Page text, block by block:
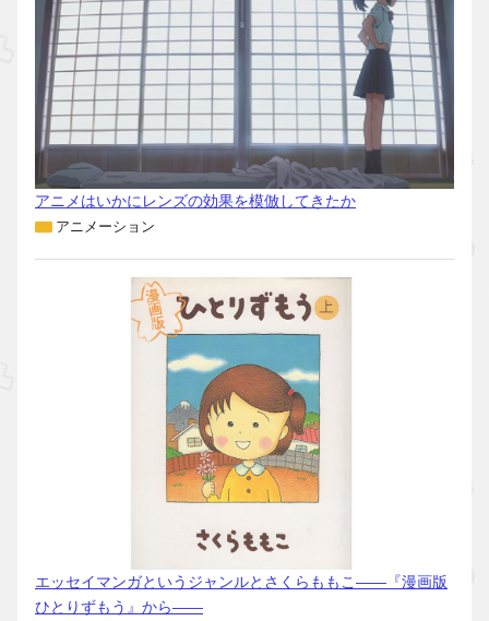
アニメはいかにレンズの効果を模倣してきたか
アニメーション
エッセイマンガというジャンルとさくらももこ――『漫画版
ひとりずもう』から――